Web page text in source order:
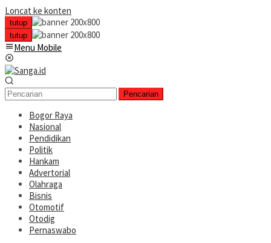
Loncat ke konten
tutup
tutup
Menu Mobile
Pencarian
Bogor Raya
Nasional
Pendidikan
Politik
Hankam
Advertorial
Olahraga
Bisnis
Otomotif
Otodig
Pernaswabo